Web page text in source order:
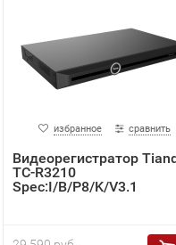
избранное сравнить
Видеорегистратор
TC-R3210
Spec:I/B/P8/K/V3.1